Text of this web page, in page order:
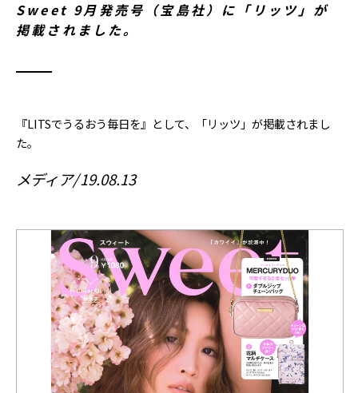
Sweet 9月発売号（宝島社）に「リッツ」が
掲載されました。
『LITSでうるおう毎日を』として、「リッツ」が掲載されまし
た。
メディア 19.08.13